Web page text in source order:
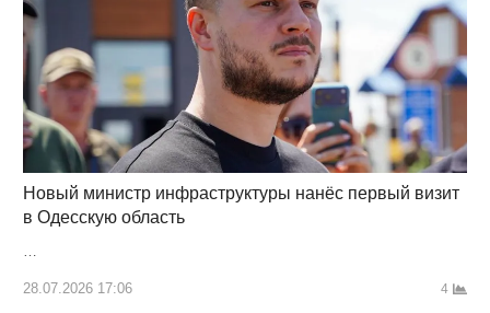
Новый министр инфраструктуры нанёс первый визит
в Одесскую область
28.07.2026 17:06 4